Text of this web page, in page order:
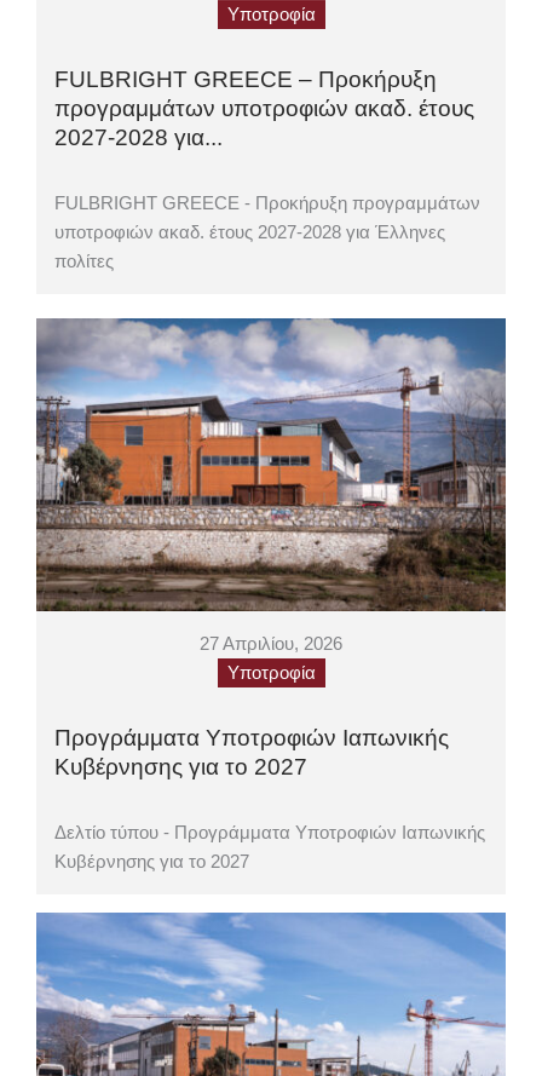
Υποτροφία
FULBRIGHT GREECE – Προκήρυξη
προγραμμάτων υποτροφιών ακαδ. έτους
2027-2028 για...
FULBRIGHT GREECE - Προκήρυξη προγραμμάτων
υποτροφιών ακαδ. έτους 2027-2028 για Έλληνες
πολίτες
27 Απριλίου, 2026
Υποτροφία
Προγράμματα Υποτροφιών Ιαπωνικής
Κυβέρνησης για το 2027
Δελτίο τύπου - Προγράμματα Υποτροφιών Ιαπωνικής
Κυβέρνησης για το 2027